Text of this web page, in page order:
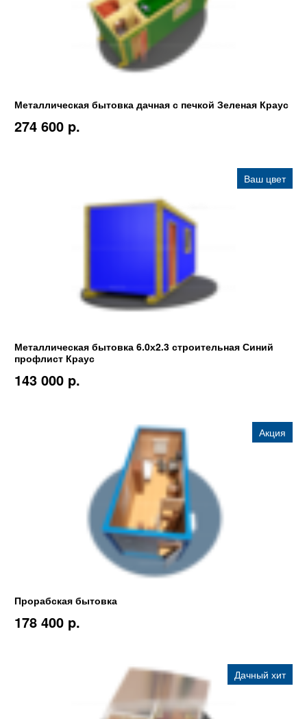
Металлическая бытовка дачная с печкой Зеленая Краус
274 600 p.
Ваш цвет
Металлическая бытовка 6.0х2.3 строительная Синий
профлист Краус
143 000 p.
Акция
Прорабская бытовка
178 400 p.
Дачный хит